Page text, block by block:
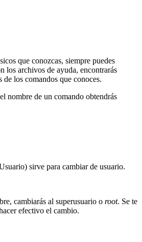
que conozcas, siempre puedes
los archivos de ayuda, encontrarás
los comandos que conoces.
nombre de un comando obtendrás
sirve para cambiar de usuario.
cambiarás al superusuario o root. Se te
efectivo el cambio.